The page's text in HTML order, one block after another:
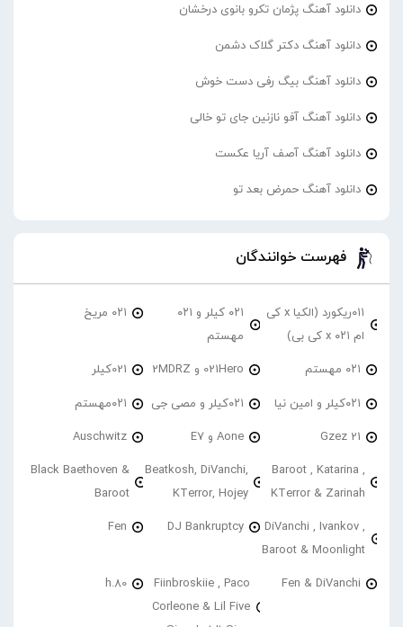
دانلود آهنگ پژمان تکرو بانوی درخشان
دانلود آهنگ دکتر گلاک دشمن
دانلود آهنگ بیگ رفی دست خوش
دانلود آهنگ آفو نازنین جای تو خالی
دانلود آهنگ آصف آریا عکست
دانلود آهنگ حمرض بعد تو
فهرست خوانندگان
۰۱۱ریکورد (الکیا x کی
ام ۰۲۱ x کی بی)
۰۲۱ کیلر و ۰۲۱
مهستم
۰۲۱ مریخ
۰۲۱ مهستم 021Hero و 2MDRZ 021کیلر
۰۲۱کیلر و امین نیا ۰۲۱کیلر و مصی جی ۰۲۱مهستم
21 Gzez Aone و E7 Auschwitz
Baroot , Katarina ,
KTerror & Zarinah
Beatkosh, DiVanchi,
KTerror, Hojey
Black Baethoven &
Baroot
DiVanchi , Ivankov ,
Baroot & Moonlight
DJ Bankruptcy
Fen
Fen & DiVanchi
Fiinbroskiie , Paco
Corleone & Lil Five
h.80